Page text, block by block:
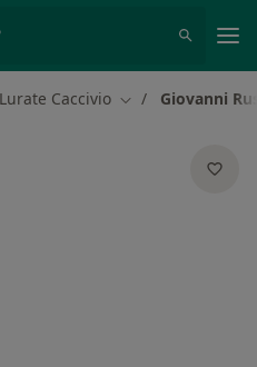
Lurate Caccivio Cambia città
Giovanni